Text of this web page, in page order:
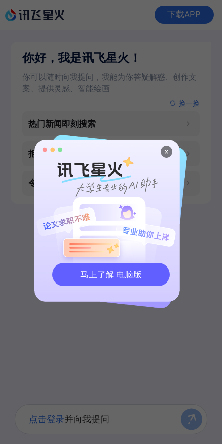
下载APP
马上了解 电脑版
你好，我是讯飞星火！
你可以随时向我提问，我能为你答疑解惑、创作文
案、提供灵感、智能绘画
换一换
热门新闻即刻搜索
拒绝熬夜！优质PPT大纲
令人心动的水下照片
点击登录并向我提问